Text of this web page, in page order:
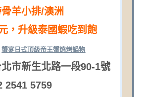
羊小排/澳洲
，升級泰國蝦吃到飽
蟹宴日式頂級帝王蟹燒烤鍋物
市新生北路一段90-1號
2541 5759